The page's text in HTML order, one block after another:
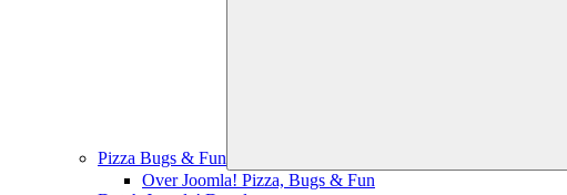
Pizza Bugs & Fun
Over Joomla! Pizza, Bugs & Fun